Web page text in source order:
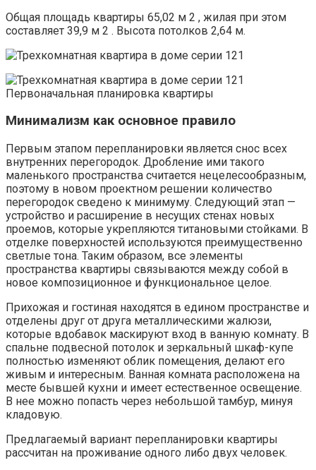
Общая площадь квартиры 65,02 м 2 , жилая при этом
составляет 39,9 м 2 . Высота потолков 2,64 м.
Первоначальная планировка квартиры
Минимализм как основное правило
Первым этапом перепланировки является снос всех
внутренних перегородок. Дробление ими такого
маленького пространства считается нецелесообразным,
поэтому в новом проектном решении количество
перегородок сведено к минимуму. Следующий этап —
устройство и расширение в несущих стенах новых
проемов, которые укрепляются титановыми стойками. В
отделке поверхностей используются преимущественно
светлые тона. Таким образом, все элементы
пространства квартиры связываются между собой в
новое композиционное и функциональное целое.
Прихожая и гостиная находятся в едином пространстве и
отделены друг от друга металлическими жалюзи,
которые вдобавок маскируют вход в ванную комнату. В
спальне подвесной потолок и зеркальный шкаф-купе
полностью изменяют облик помещения, делают его
живым и интересным. Ванная комната расположена на
месте бывшей кухни и имеет естественное освещение.
В нее можно попасть через небольшой тамбур, минуя
кладовую.
Предлагаемый вариант перепланировки квартиры
рассчитан на проживание одного либо двух человек.